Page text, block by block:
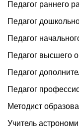
Педагог раннего
Педагог
Педагог
Педагог высшего
Педагог
Педагог
Методист
Учитель